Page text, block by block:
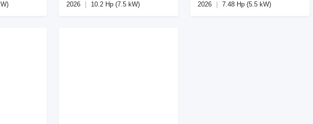
2026 10.2 Hp (7.5 kW) 2026 7.48 Hp (5.5 kW)